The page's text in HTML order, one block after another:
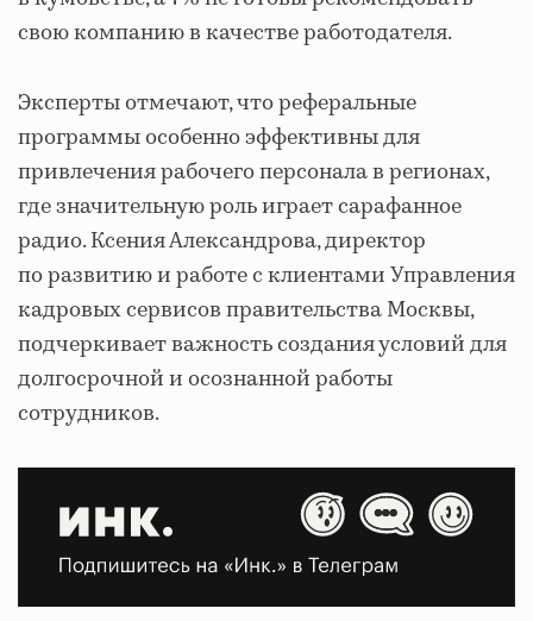
свою компанию в качестве работодателя.
Эксперты отмечают, что реферальные
программы особенно эффективны для
привлечения рабочего персонала в регионах,
где значительную роль играет сарафанное
радио. Ксения Александрова, директор
по развитию и работе с клиентами Управления
кадровых сервисов правительства Москвы,
подчеркивает важность создания условий для
долгосрочной и осознанной работы
сотрудников.